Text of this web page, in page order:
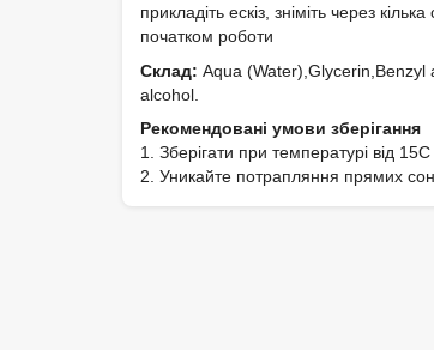
прикладіть ескіз, зніміть через
початком роботи
Склад: Aqua (Water),Glycerin,Benzyl
alcohol.
Рекомендовані умови зберігання
1. Зберігати при температурі від
2. Уникайте потрапляння прямих